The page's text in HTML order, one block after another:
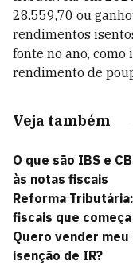
28.559,70 ou
rendimentos
fonte no ano,
rendimento de
Veja também
O que são IBS e
às notas fiscais
Reforma
fiscais que
Quero vender
isenção de IR?